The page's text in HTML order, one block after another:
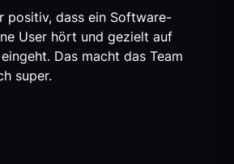
positiv, dass ein Software-
User hört und gezielt auf
Das macht das Team
super.